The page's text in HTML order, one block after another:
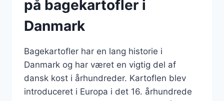
på bagekartofler i
Danmark
Bagekartofler har en lang historie i
Danmark og har været en vigtig del af
dansk kost i århundreder. Kartoflen blev
introduceret i Europa i det 16. århundrede